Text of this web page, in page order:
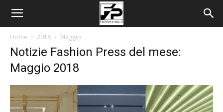
Home 2018 Maggio
Notizie Fashion Press del mese:
Maggio 2018